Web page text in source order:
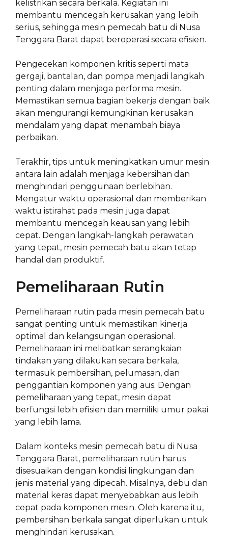
kelistrikan secara berkala. Kegiatan ini
membantu mencegah kerusakan yang lebih
serius, sehingga mesin pemecah batu di Nusa
Tenggara Barat dapat beroperasi secara efisien.
Pengecekan komponen kritis seperti mata
gergaji, bantalan, dan pompa menjadi langkah
penting dalam menjaga performa mesin.
Memastikan semua bagian bekerja dengan baik
akan mengurangi kemungkinan kerusakan
mendalam yang dapat menambah biaya
perbaikan.
Terakhir, tips untuk meningkatkan umur mesin
antara lain adalah menjaga kebersihan dan
menghindari penggunaan berlebihan.
Mengatur waktu operasional dan memberikan
waktu istirahat pada mesin juga dapat
membantu mencegah keausan yang lebih
cepat. Dengan langkah-langkah perawatan
yang tepat, mesin pemecah batu akan tetap
handal dan produktif.
Pemeliharaan Rutin
Pemeliharaan rutin pada mesin pemecah batu
sangat penting untuk memastikan kinerja
optimal dan kelangsungan operasional.
Pemeliharaan ini melibatkan serangkaian
tindakan yang dilakukan secara berkala,
termasuk pembersihan, pelumasan, dan
penggantian komponen yang aus. Dengan
pemeliharaan yang tepat, mesin dapat
berfungsi lebih efisien dan memiliki umur pakai
yang lebih lama.
Dalam konteks mesin pemecah batu di Nusa
Tenggara Barat, pemeliharaan rutin harus
disesuaikan dengan kondisi lingkungan dan
jenis material yang dipecah. Misalnya, debu dan
material keras dapat menyebabkan aus lebih
cepat pada komponen mesin. Oleh karena itu,
pembersihan berkala sangat diperlukan untuk
menghindari kerusakan.